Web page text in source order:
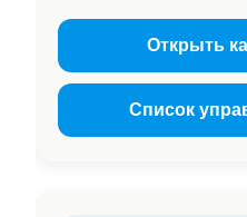
Открыть
Список